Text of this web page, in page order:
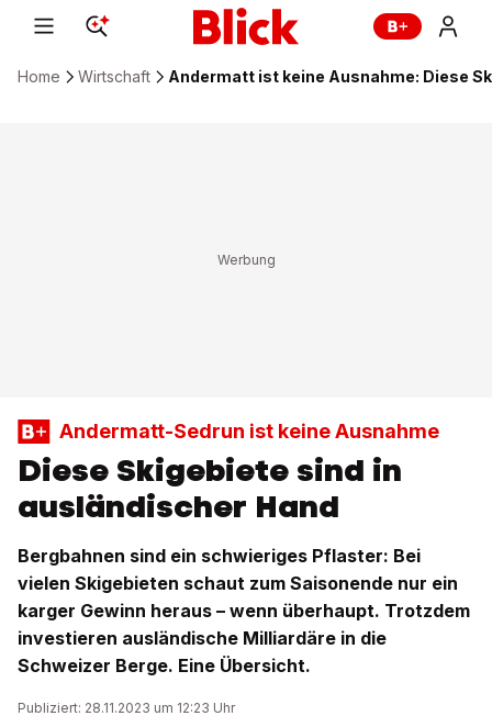
Home Wirtschaft Andermatt ist keine Ausnahme: Diese
Andermatt-Sedrun ist keine Ausnahme
Diese Skigebiete sind in
ausländischer Hand
Bergbahnen sind ein schwieriges Pflaster: Bei
vielen Skigebieten schaut zum Saisonende nur ein
karger Gewinn heraus – wenn überhaupt. Trotzdem
investieren ausländische Milliardäre in die
Schweizer Berge. Eine Übersicht.
Publiziert: 28.11.2023 um 12:23 Uhr